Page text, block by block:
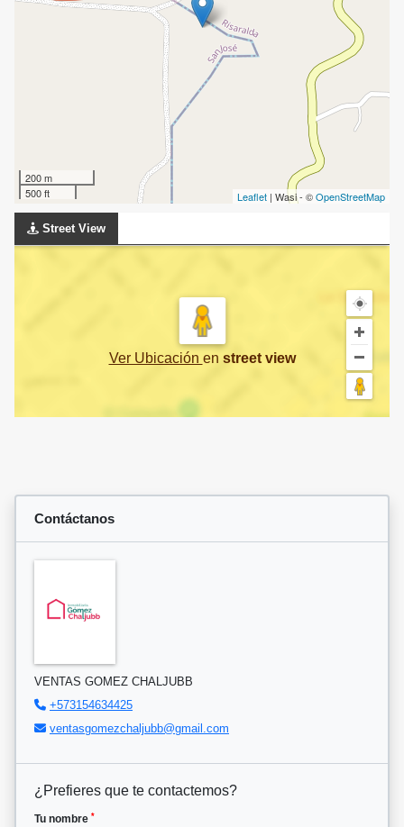
200 m
500 ft
Leaflet | Wasi - ©OpenStreetMap
Street View
Ver Ubicación en street view
Contáctanos
VENTAS GOMEZ CHALJUBB
+573154634425
ventasgomezchaljubb@gmail.com
¿Prefieres que te contactemos?
Tu nombre *